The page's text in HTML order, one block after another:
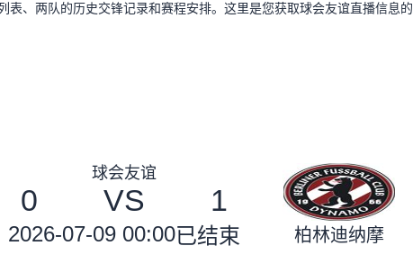
表、两队的历史交锋记录和赛程安排。这里是您获取球会友谊直播信息的
球会友谊
0 VS 1
2026-07-09 00:00已结束 柏林迪纳摩